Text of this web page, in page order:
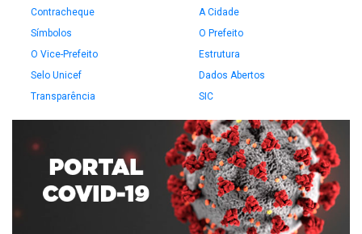
Contracheque
A Cidade
Símbolos
O Prefeito
O Vice-Prefeito
Estrutura
Selo Unicef
Dados Abertos
Transparência
SIC